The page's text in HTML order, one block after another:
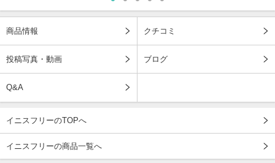
商品情報 クチコミ
投稿写真・動画 ブログ
Q&A
イニスフリーのTOPへ
イニスフリーの商品一覧へ